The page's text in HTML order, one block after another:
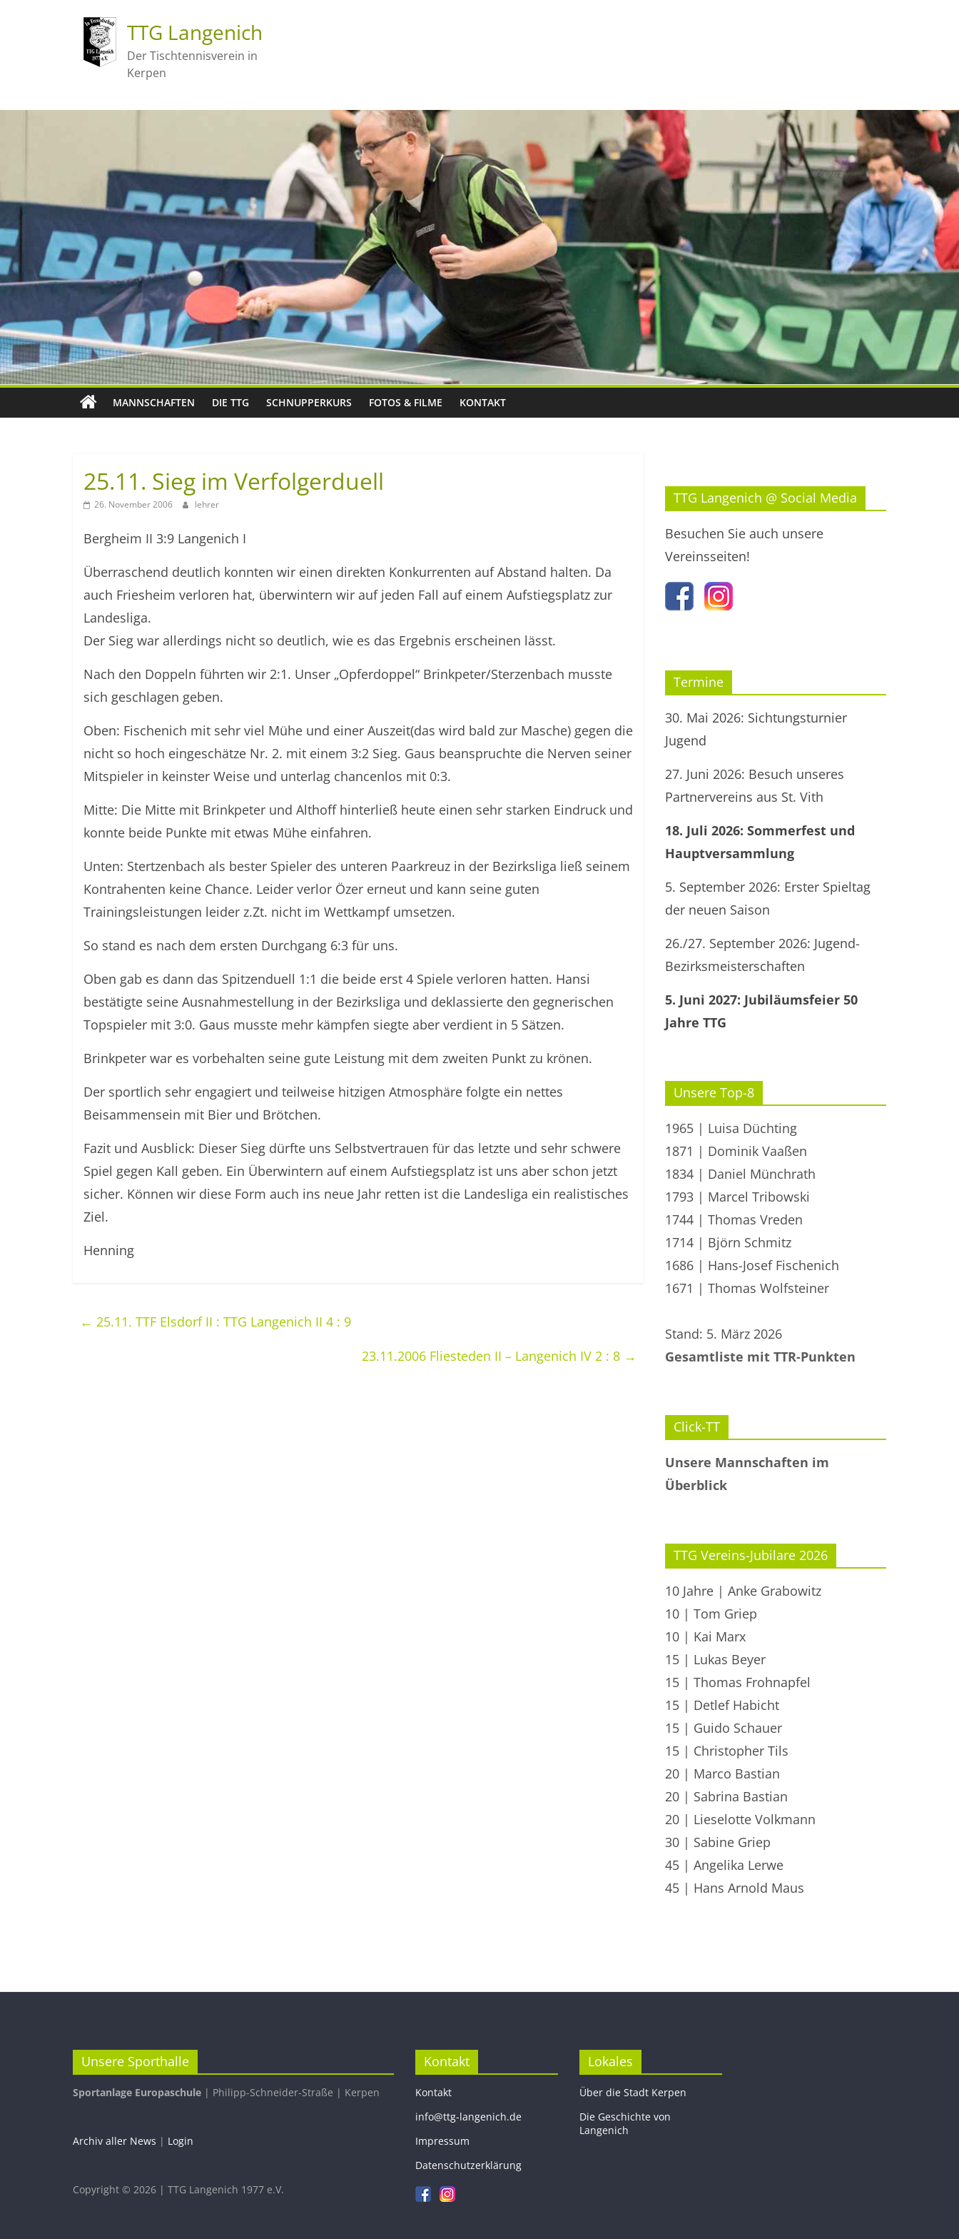
TTG Langenich
Der Tischtennisverein in
Kerpen
MANNSCHAFTEN DIE TTG SCHNUPPERKURS FOTOS & FILME KONTAKT
25.11. Sieg im Verfolgerduell
26. November 2006 lehrer
Bergheim II 3:9 Langenich I
Überraschend deutlich konnten wir einen direkten Konkurrenten auf Abstand halten. Da
auch Friesheim verloren hat, überwintern wir auf jeden Fall auf einem Aufstiegsplatz zur
Landesliga.
Der Sieg war allerdings nicht so deutlich, wie es das Ergebnis erscheinen lässt.
Nach den Doppeln führten wir 2:1. Unser „Opferdoppel“ Brinkpeter/Sterzenbach musste
sich geschlagen geben.
Oben: Fischenich mit sehr viel Mühe und einer Auszeit(das wird bald zur Masche) gegen die
nicht so hoch eingeschätze Nr. 2. mit einem 3:2 Sieg. Gaus beanspruchte die Nerven seiner
Mitspieler in keinster Weise und unterlag chancenlos mit 0:3.
Mitte: Die Mitte mit Brinkpeter und Althoff hinterließ heute einen sehr starken Eindruck und
konnte beide Punkte mit etwas Mühe einfahren.
Unten: Stertzenbach als bester Spieler des unteren Paarkreuz in der Bezirksliga ließ seinem
Kontrahenten keine Chance. Leider verlor Özer erneut und kann seine guten
Trainingsleistungen leider z.Zt. nicht im Wettkampf umsetzen.
So stand es nach dem ersten Durchgang 6:3 für uns.
Oben gab es dann das Spitzenduell 1:1 die beide erst 4 Spiele verloren hatten. Hansi
bestätigte seine Ausnahmestellung in der Bezirksliga und deklassierte den gegnerischen
Topspieler mit 3:0. Gaus musste mehr kämpfen siegte aber verdient in 5 Sätzen.
Brinkpeter war es vorbehalten seine gute Leistung mit dem zweiten Punkt zu krönen.
Der sportlich sehr engagiert und teilweise hitzigen Atmosphäre folgte ein nettes
Beisammensein mit Bier und Brötchen.
Fazit und Ausblick: Dieser Sieg dürfte uns Selbstvertrauen für das letzte und sehr schwere
Spiel gegen Kall geben. Ein Überwintern auf einem Aufstiegsplatz ist uns aber schon jetzt
sicher. Können wir diese Form auch ins neue Jahr retten ist die Landesliga ein realistisches
Ziel.
Henning
← 25.11. TTF Elsdorf II : TTG Langenich II 4 : 9
23.11.2006 Fliesteden II – Langenich IV 2 : 8 →
TTG Langenich @ Social Media
Besuchen Sie auch unsere
Vereinsseiten!
Termine
30. Mai 2026: Sichtungsturnier
Jugend
27. Juni 2026: Besuch unseres
Partnervereins aus St. Vith
18. Juli 2026: Sommerfest und
Hauptversammlung
5. September 2026: Erster Spieltag
der neuen Saison
26./27. September 2026: Jugend-
Bezirksmeisterschaften
5. Juni 2027: Jubiläumsfeier 50
Jahre TTG
Unsere Top-8
1965 | Luisa Düchting
1871 | Dominik Vaaßen
1834 | Daniel Münchrath
1793 | Marcel Tribowski
1744 | Thomas Vreden
1714 | Björn Schmitz
1686 | Hans-Josef Fischenich
1671 | Thomas Wolfsteiner
Stand: 5. März 2026
Gesamtliste mit TTR-Punkten
Click-TT
Unsere Mannschaften im
Überblick
TTG Vereins-Jubilare 2026
10 Jahre | Anke Grabowitz
10 | Tom Griep
10 | Kai Marx
15 | Lukas Beyer
15 | Thomas Frohnapfel
15 | Detlef Habicht
15 | Guido Schauer
15 | Christopher Tils
20 | Marco Bastian
20 | Sabrina Bastian
20 | Lieselotte Volkmann
30 | Sabine Griep
45 | Angelika Lerwe
45 | Hans Arnold Maus
Unsere Sporthalle
Sportanlage Europaschule | Philipp-Schneider-Straße | Kerpen
Archiv aller News | Login
Copyright © 2026 | TTG Langenich 1977 e.V.
Kontakt
Kontakt
info@ttg-langenich.de
Impressum
Datenschutzerklärung
Lokales
Über die Stadt Kerpen
Die Geschichte von
Langenich